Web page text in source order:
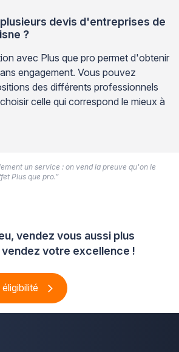
devis d'entreprises de
?
avec Plus que pro permet d'obtenir
engagement. Vous pouvez
des différents professionnels
celle qui correspond le mieux à
vendez vous aussi plus
votre excellence !
un service : on vend la preuve qu'on le
Plus que pro.”